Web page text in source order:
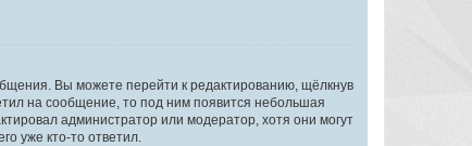
Вы можете перейти к редактированию, щёлкнув
на сообщение, то под ним появится небольшая
администратор или модератор, хотя они могут
уже кто-то ответил.